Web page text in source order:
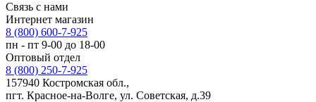
Связь с нами
Интернет магазин
8 (800) 600-7-925
пн - пт 9-00 до 18-00
Оптовый отдел
8 (800) 250-7-925
157940 Костромская обл.,
пгт. Красное-на-Волге, ул. Советская, д.39